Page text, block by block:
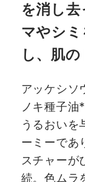
を消し
マやシ
し、肌の
アッケシソ
ノキ種子
うるおいを
ーミーであ
スチャーが
続。色ムラ